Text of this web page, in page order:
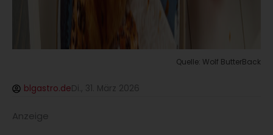
Quelle: Wolf ButterBack
blgastro.deDi., 31. März 2026
Anzeige